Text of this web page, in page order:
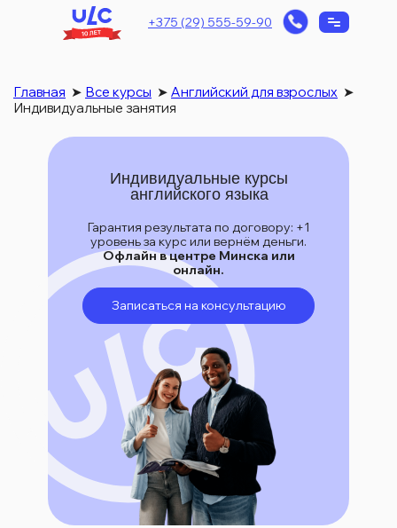
+375 (29) 555-59-90
Главная ➤ Все курсы ➤ Английский для взрослых ➤
Индивидуальные занятия
Индивидуальные курсы
английского языка
Гарантия результата по договору: +1
уровень за курс или вернём деньги.
Офлайн в центре Минска или
онлайн.
Записаться на консультацию